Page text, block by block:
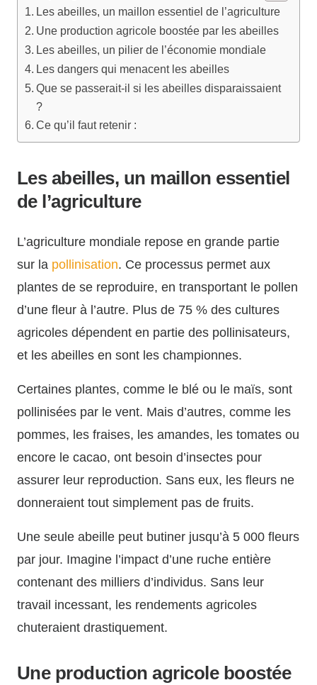
Les abeilles, un maillon essentiel de l’agriculture
Une production agricole boostée par les abeilles
Les abeilles, un pilier de l’économie mondiale
Les dangers qui menacent les abeilles
Que se passerait-il si les abeilles disparaissaient
?
Ce qu’il faut retenir :
Les abeilles, un maillon essentiel
de l’agriculture
L’agriculture mondiale repose en grande partie
sur la pollinisation. Ce processus permet aux
plantes de se reproduire, en transportant le pollen
d’une fleur à l’autre. Plus de 75 % des cultures
agricoles dépendent en partie des pollinisateurs,
et les abeilles en sont les championnes.
Certaines plantes, comme le blé ou le maïs, sont
pollinisées par le vent. Mais d’autres, comme les
pommes, les fraises, les amandes, les tomates ou
encore le cacao, ont besoin d’insectes pour
assurer leur reproduction. Sans eux, les fleurs ne
donneraient tout simplement pas de fruits.
Une seule abeille peut butiner jusqu’à 5 000 fleurs
par jour. Imagine l’impact d’une ruche entière
contenant des milliers d’individus. Sans leur
travail incessant, les rendements agricoles
chuteraient drastiquement.
Une production agricole boostée